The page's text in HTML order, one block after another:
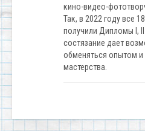
кино-видео-
Так, в 2022 году все
получили Дипломы I, II
состязание дает
обменяться опытом
мастерства.